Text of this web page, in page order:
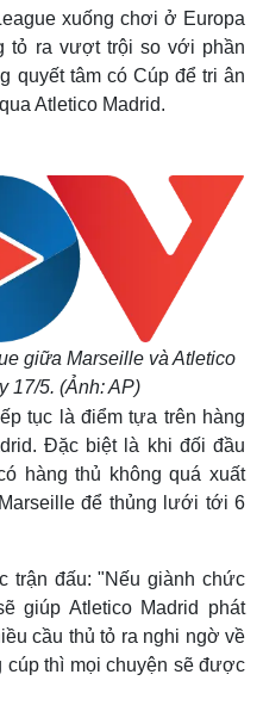
xuống chơi ở Europa
tỏ ra vượt trội so với phần
quyết tâm có Cúp để tri ân
Atletico Madrid.
giữa Marseille và Atletico
17/5. (Ảnh: AP)
tục là điểm tựa trên hàng
Đặc biệt là khi đối đầu
hàng thủ không quá xuất
để thủng lưới tới 6
trận đấu: "Nếu giành chức
giúp Atletico Madrid phát
cầu thủ tỏ ra nghi ngờ về
thì mọi chuyện sẽ được